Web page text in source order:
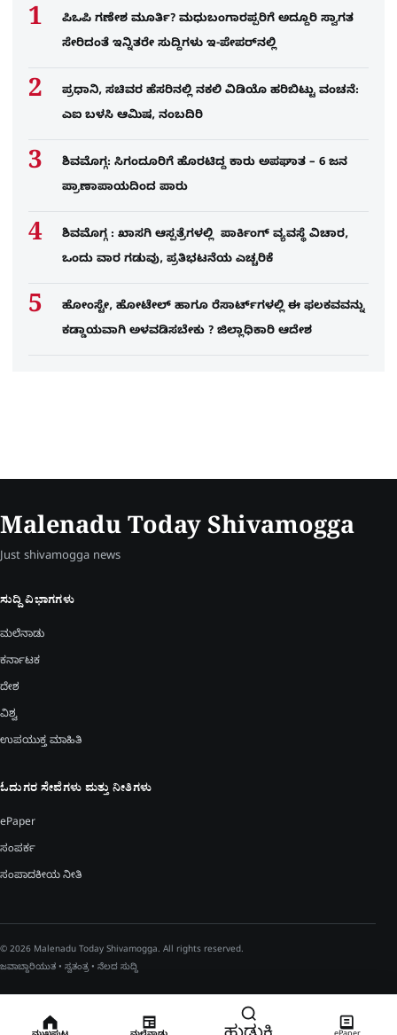
ಪಿಒಪಿ ಗಣೇಶ ಮೂರ್ತಿ? ಮಧುಬಂಗಾರಪ್ಪರಿಗೆ ಅದ್ದೂರಿ ಸ್ವಾಗತ
ಸೇರಿದಂತೆ ಇನ್ನಿತರೇ ಸುದ್ದಿಗಳು ಇ-ಪೇಪರ್​ನಲ್ಲಿ
ಪ್ರಧಾನಿ, ಸಚಿವರ ಹೆಸರಿನಲ್ಲಿ ನಕಲಿ ವಿಡಿಯೊ ಹರಿಬಿಟ್ಟು ವಂಚನೆ:
ಎಐ ಬಳಸಿ ಆಮಿಷ, ನಂಬದಿರಿ
ಶಿವಮೊಗ್ಗ: ಸಿಗಂದೂರಿಗೆ ಹೊರಟಿದ್ದ ಕಾರು ಅಪಘಾತ – 6 ಜನ
ಪ್ರಾಣಾಪಾಯದಿಂದ ಪಾರು
ಶಿವಮೊಗ್ಗ : ಖಾಸಗಿ ಆಸ್ಪತ್ರೆಗಳಲ್ಲಿ ಪಾರ್ಕಿಂಗ್​ ವ್ಯವಸ್ಥೆ ವಿಚಾರ,
ಒಂದು ವಾರ ಗಡುವು, ಪ್ರತಿಭಟನೆಯ ಎಚ್ಚರಿಕೆ
ಹೋಂಸ್ಟೇ, ಹೋಟೇಲ್ ಹಾಗೂ ರೆಸಾರ್ಟ್‌ಗಳಲ್ಲಿ ಈ ಫಲಕವವನ್ನು
ಕಡ್ಡಾಯವಾಗಿ ಅಳವಡಿಸಬೇಕು ? ಜಿಲ್ಲಾಧಿಕಾರಿ ಆದೇಶ
Malenadu Today Shivamogga
Just shivamogga news
ಸುದ್ದಿ ವಿಭಾಗಗಳು
ಮಲೆನಾಡು
ಕರ್ನಾಟಕ
ದೇಶ
ವಿಶ್ವ
ಉಪಯುಕ್ತ ಮಾಹಿತಿ
ಓದುಗರ ಸೇವೆಗಳು ಮತ್ತು ನೀತಿಗಳು
ePaper
ಸಂಪರ್ಕ
ಸಂಪಾದಕೀಯ ನೀತಿ
© 2026 Malenadu Today Shivamogga. All rights reserved.
ಜವಾಬ್ದಾರಿಯುತ • ಸ್ವತಂತ್ರ • ನೆಲದ ಸುದ್ದಿ